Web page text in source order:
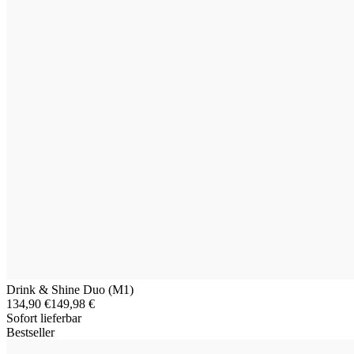
Drink & Shine Duo (M1)
134,90 €149,98 €
Sofort lieferbar
Bestseller